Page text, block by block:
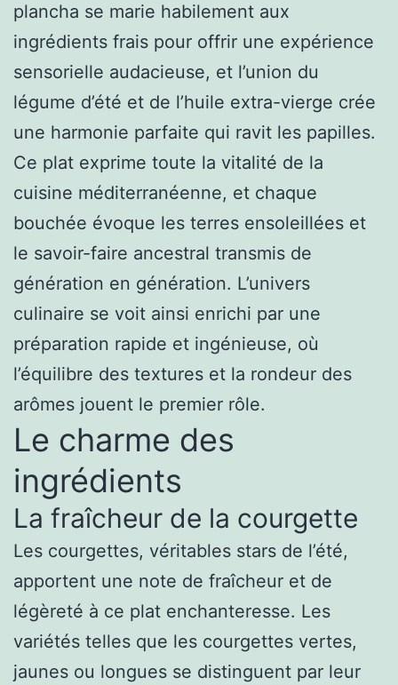
plancha se marie habilement aux
ingrédients frais pour offrir une expérience
sensorielle audacieuse, et l’union du
légume d’été et de l’huile extra-vierge crée
une harmonie parfaite qui ravit les papilles.
Ce plat exprime toute la vitalité de la
cuisine méditerranéenne, et chaque
bouchée évoque les terres ensoleillées et
le savoir-faire ancestral transmis de
génération en génération. L’univers
culinaire se voit ainsi enrichi par une
préparation rapide et ingénieuse, où
l’équilibre des textures et la rondeur des
arômes jouent le premier rôle.
Le charme des
ingrédients
La fraîcheur de la courgette
Les courgettes, véritables stars de l’été,
apportent une note de fraîcheur et de
légèreté à ce plat enchanteresse. Les
variétés telles que les courgettes vertes,
jaunes ou longues se distinguent par leur